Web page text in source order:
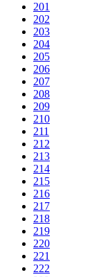
201
202
203
204
205
206
207
208
209
210
211
212
213
214
215
216
217
218
219
220
221
222